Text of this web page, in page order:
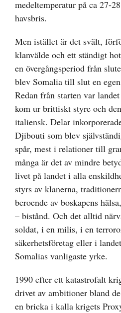
medeltemperatur på ca 27-
havsbris.
Men istället är det svält,
klanvälde och ett ständigt
en övergångsperiod från
blev Somalia till slut en
Redan från starten var
kom ur brittiskt styre och
italiensk. Delar
Djibouti som blev
spår, mest i relationer till
många är det av mindre
livet på landet i alla
styrs av klanerna,
beroende av boskapens
– bistånd. Och det alltid
soldat, i en milis, i en
säkerhetsföretag eller i
Somalias vanligaste yrke.
1990 efter ett katastrofalt
drivet av ambitioner bland
en bricka i kalla krigets